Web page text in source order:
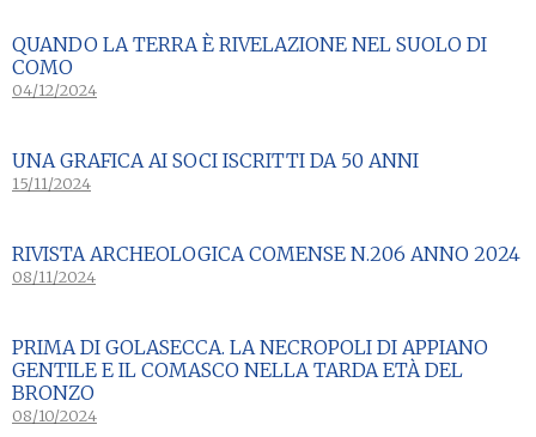
QUANDO LA TERRA È RIVELAZIONE NEL SUOLO DI
COMO
04/12/2024
UNA GRAFICA AI SOCI ISCRITTI DA 50 ANNI
15/11/2024
RIVISTA ARCHEOLOGICA COMENSE N.206 ANNO 2024
08/11/2024
PRIMA DI GOLASECCA. LA NECROPOLI DI APPIANO
GENTILE E IL COMASCO NELLA TARDA ETÀ DEL
BRONZO
08/10/2024